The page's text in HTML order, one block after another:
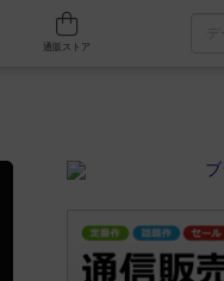
人気ボードゲーム